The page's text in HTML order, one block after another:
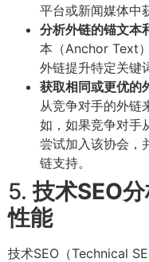
平台或新闻媒体中
分析外链的锚文本
本（Anchor Text
外链提升特定关键
获取相同或更优的
从竞争对手的外链
如，如果竞争对手
尝试加入该协会，
链支持。
5.技术SEO
性能
技术SEO（Technical